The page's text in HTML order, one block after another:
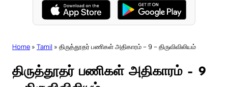
Home » Tamil » திருத்தூதர் பணிகள் அதிகாரம் – 9 – திருவிவிலியம்
திருத்தூதர் பணிகள் அதிகாரம் – 9